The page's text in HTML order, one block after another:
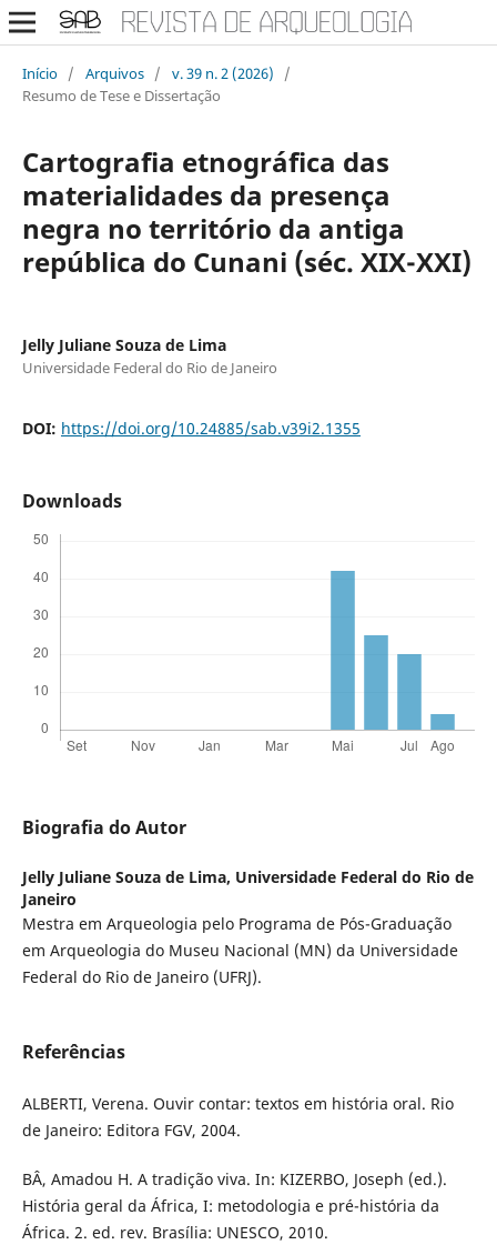
Início / Arquivos / v. 39 n. 2 (2026)
/
Resumo de Tese e Dissertação
Cartografia etnográfica das
materialidades da presença
negra no território da antiga
república do Cunani (séc. XIX-XXI)
Jelly Juliane Souza de Lima
Universidade Federal do Rio de Janeiro
DOI: https://doi.org/10.24885/sab.v39i2.1355
Downloads
Biografia do Autor
Jelly Juliane Souza de Lima, Universidade Federal do Rio de
Janeiro
Mestra em Arqueologia pelo Programa de Pós-Graduação
em Arqueologia do Museu Nacional (MN) da Universidade
Federal do Rio de Janeiro (UFRJ).
Referências
ALBERTI, Verena. Ouvir contar: textos em história oral. Rio
de Janeiro: Editora FGV, 2004.
BÂ, Amadou H. A tradição viva. In: KIZERBO, Joseph (ed.).
História geral da África, I: metodologia e pré-história da
África. 2. ed. rev. Brasília: UNESCO, 2010.